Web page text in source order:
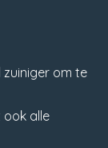
om te
ook alle